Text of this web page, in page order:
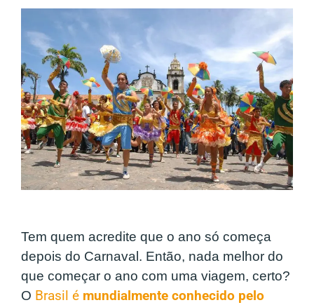
Tem quem acredite que o ano só começa
depois do Carnaval. Então, nada melhor do
que começar o ano com uma viagem, certo?
O Brasil é mundialmente conhecido pelo